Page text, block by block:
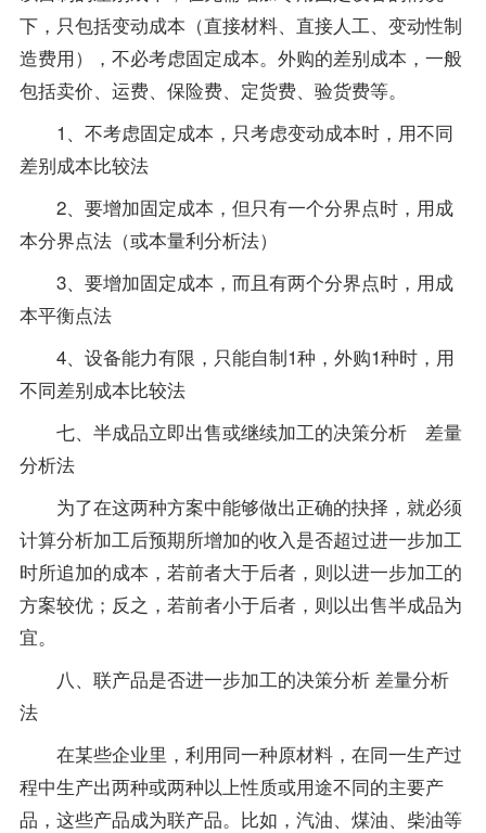
下，只包括变动成本（直接材料、直接人工、变动性制
造费用），不必考虑固定成本。外购的差别成本，一般
包括卖价、运费、保险费、定货费、验货费等。
1、不考虑固定成本，只考虑变动成本时，用不同
差别成本比较法
2、要增加固定成本，但只有一个分界点时，用成
本分界点法（或本量利分析法）
3、要增加固定成本，而且有两个分界点时，用成
本平衡点法
4、设备能力有限，只能自制1种，外购1种时，用
不同差别成本比较法
七、半成品立即出售或继续加工的决策分析 差量
分析法
为了在这两种方案中能够做出正确的抉择，就必须
计算分析加工后预期所增加的收入是否超过进一步加工
时所追加的成本，若前者大于后者，则以进一步加工的
方案较优；反之，若前者小于后者，则以出售半成品为
宜。
八、联产品是否进一步加工的决策分析 差量分析
法
在某些企业里，利用同一种原材料，在同一生产过
程中生产出两种或两种以上性质或用途不同的主要产
品，这些产品成为联产品。比如，汽油、煤油、柴油等